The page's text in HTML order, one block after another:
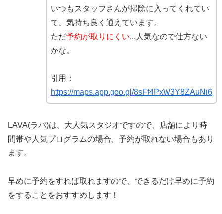
いつもスタッフさんが掃除に入ってくれてい
て、気持ち良く通えています。
ただ予約が取りにくい...人気なので仕方ない
かな。
引用：
https://maps.app.goo.gl/8sFf4PxW3Y8ZAuNi6
LAVA(ラバ)は、大人気スタジオですので、店舗により時
間帯や人気プログラムの場合、予約が取れない場合もあり
ます。
早めに予約をすれば取れますので、できるだけ早めに予約
をすることをおすすめします！